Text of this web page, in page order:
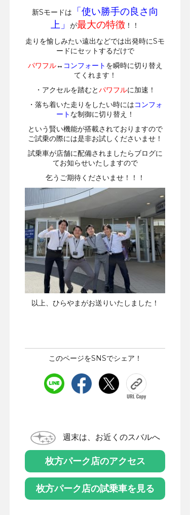
新Sモードは
「使い勝手の良さ向
上」
が最大の特徴 ！！
走りを愉しみたい遠出などでは出発時にSモ
ードにセットするだけで
パワフル↔ コンフォート を瞬時に切り替え
てくれます！
・アクセルを踏むとパワフルに加速！
・落ち着いた走りをしたい時にはコンフォ
ート な制御に切り替え！
という賢い機能が搭載されておりますので
ご試乗の際には是非お試しくださいませ！
試乗車が店舗に配備されましたらブログに
てお知らせいたしますので
乞うご期待くださいませ！！！
以上、ひらやまがお送りいたしました！
このページをSNSでシェア！
週末は、お近くのスバルへ
枚方パーク店のアクセス
枚方パーク店の試乗車を見る